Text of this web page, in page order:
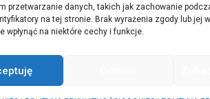
przetwarzanie danych, takich jak zachowanie
na tej stronie. Brak wyrażenia zgody lub jej
wpłynąć na niektóre cechy i funkcje.
biuro@czytamiwiem.pl